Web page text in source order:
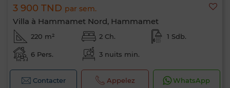
3 900 TND par sem.
Villa à Hammamet Nord, Hammamet
220 m² 2 Ch. 1 Sdb.
6 Pers. 3 nuits min.
Contacter Appelez WhatsApp